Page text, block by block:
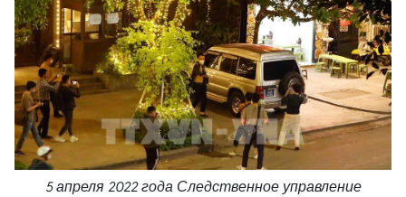
5 апреля 2022 года Следственное управление